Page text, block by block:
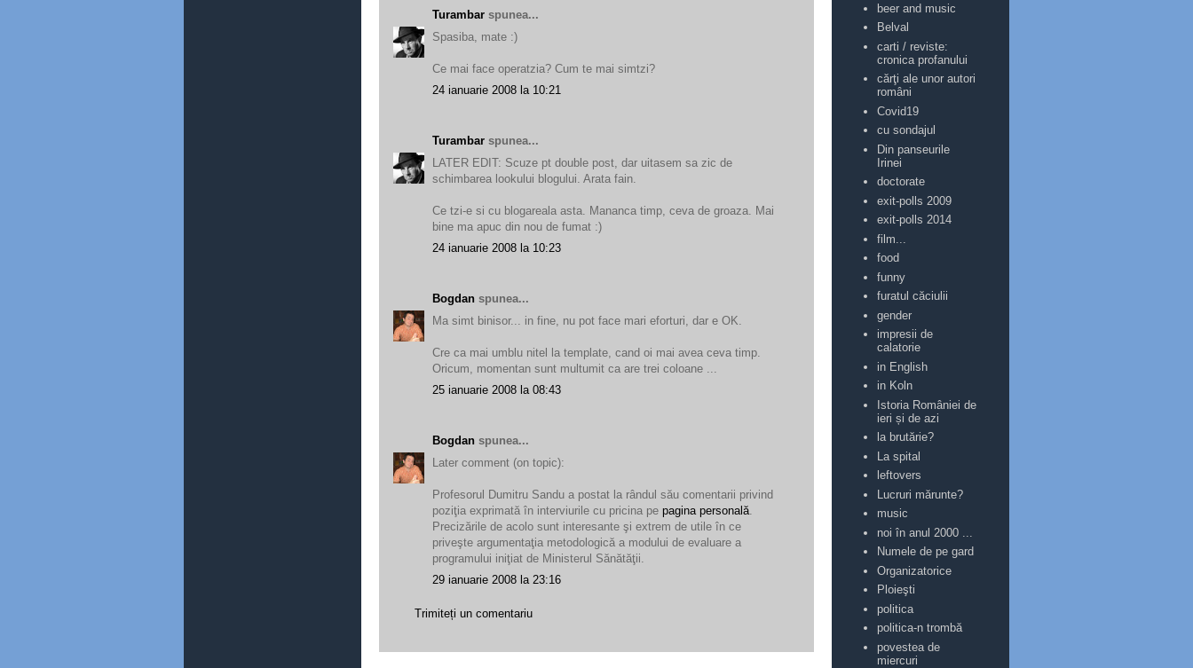
Turambar spunea...
Spasiba, mate :)
Ce mai face operatzia? Cum te mai simtzi?
24 ianuarie 2008 la 10:21
Turambar spunea...
LATER EDIT: Scuze pt double post, dar uitasem sa zic de
schimbarea lookului blogului. Arata fain.
Ce tzi-e si cu blogareala asta. Mananca timp, ceva de groaza. Mai
bine ma apuc din nou de fumat :)
24 ianuarie 2008 la 10:23
Bogdan spunea...
Ma simt binisor... in fine, nu pot face mari eforturi, dar e OK.
Cre ca mai umblu nitel la template, cand oi mai avea ceva timp.
Oricum, momentan sunt multumit ca are trei coloane ...
25 ianuarie 2008 la 08:43
Bogdan spunea...
Later comment (on topic):
Profesorul Dumitru Sandu a postat la rândul său comentarii privind
poziţia exprimată în interviurile cu pricina pe pagina personală
Precizările de acolo sunt interesante şi extrem de utile în ce
priveşte argumentaţia metodologică a modului de evaluare a
programului iniţiat de Ministerul Sănătăţii.
29 ianuarie 2008 la 23:16
Trimiteți un comentariu
beer and music
Belval
carti / reviste:
cronica profanului
cărţi ale unor autori
români
Covid19
cu sondajul
Din panseurile
Irinei
doctorate
exit-polls 2009
exit-polls 2014
film...
food
funny
furatul căciulii
gender
impresii de
calatorie
in English
in Koln
Istoria României de
ieri și de azi
la brutărie?
La spital
leftovers
Lucruri mărunte?
music
noi în anul 2000 ...
Numele de pe gard
Organizatorice
Ploieşti
politica
politica-n trombă
povestea de
miercuri